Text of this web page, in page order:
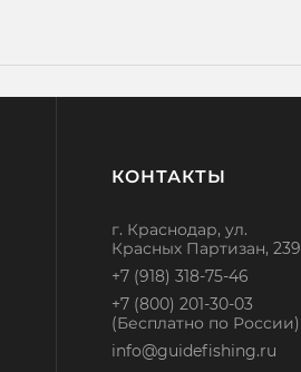
КОНТАКТЫ
г. Краснодар, ул.
Красных Партизан, 239
+7 (918) 318-75-46
+7 (800) 201-30-03
(Бесплатно по России)
info@guidefishing.ru